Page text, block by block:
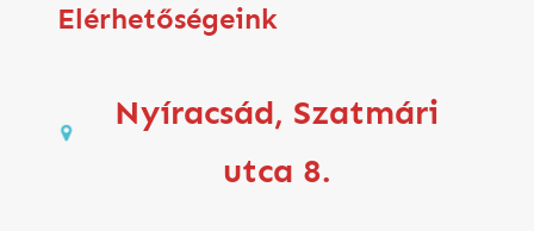
Elérhetőségeink
Nyíracsád, Szatmári
utca 8.